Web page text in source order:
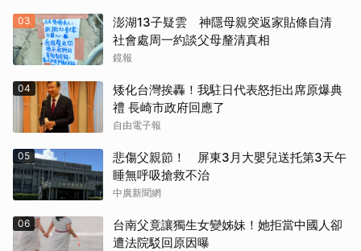
03
澎湖13子疑雲 神隱母親突返家貼條自清
社會處周一約談父母釐清真相
鏡報
04
矮化台灣挨轟！我駐日代表怒拒出席原爆典
禮 長崎市政府回應了
自由電子報
05
悲傷父親節！ 屏東3月大嬰兒送托第3天午
睡無呼吸搶救不治
中廣新聞網
06
台南父竟讓獨生女變姊妹！她拒當中國人卻
遭法院駁回原因曝